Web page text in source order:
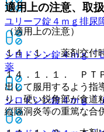
ユリーフ錠４ｍｇ 排尿
シロドシン錠４ｍｇ「
薬
シロドシン錠４ｍｇ「
適用上の注意、取
（適用上の注意）
１４．１． 薬剤交付
１４．１．１． ＰＴ
出して服用するよう指
り、硬い鋭角部が食道
縦隔洞炎等の重篤な合